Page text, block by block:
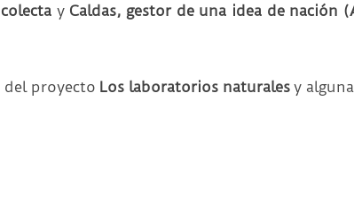
y Caldas, gestor de una idea de nación
del proyecto Los laboratorios naturales y